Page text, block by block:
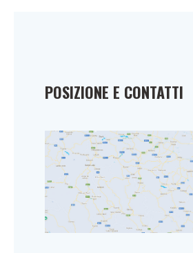
POSIZIONE E CONTATTI